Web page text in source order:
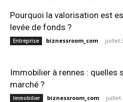
Pourquoi la valorisation est
levée de fonds ?
Entreprise biznessroom_com - juillet
Immobilier à rennes : quelles
marché ?
Immobilier biznessroom_com - juillet